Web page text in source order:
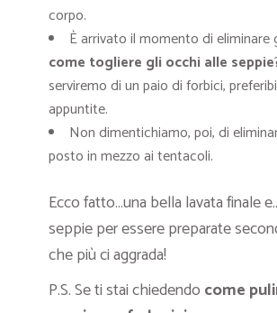
corpo.
È arrivato il momento di eliminare
come togliere gli occhi alle seppie
serviremo di un paio di forbici,
appuntite.
Non dimentichiamo, poi, di
posto in mezzo ai tentacoli.
Ecco fatto…una bella lavata finale
seppie per essere preparate
che più ci aggrada!
P.S. Se ti stai chiedendo come